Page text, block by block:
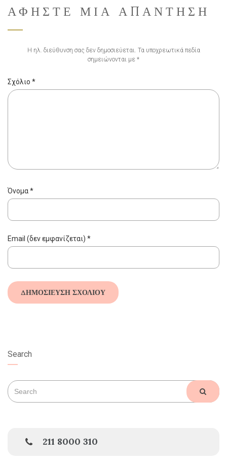
ΑΦΉΣΤΕ ΜΙΑ ΑΠΆΝΤΗΣΗ
Η ηλ. διεύθυνση σας δεν δημοσιεύεται. Τα υποχρεωτικά πεδία
σημειώνονται με *
Σχόλιο *
Όνομα*
Email (δεν εμφανίζεται) *
Search
Search
for:
211 8000 310